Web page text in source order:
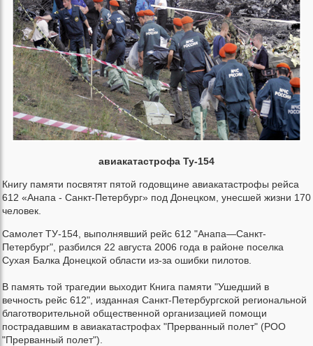
авиакатастрофа Ту-154
Книгу памяти посвятят пятой годовщине авиакатастрофы рейса
612 «Анапа - Санкт-Петербург» под Донецком, унесшей жизни 170
человек.
Самолет ТУ-154, выполнявший рейс 612 "Анапа—Санкт-
Петербург", разбился 22 августа 2006 года в районе поселка
Сухая Балка Донецкой области из-за ошибки пилотов.
В память той трагедии выходит Книга памяти "Ушедший в
вечность рейс 612", изданная Санкт-Петербургской региональной
благотворительной общественной организацией помощи
пострадавшим в авиакатастрофах "Прерванный полет" (РОО
"Прерванный полет").